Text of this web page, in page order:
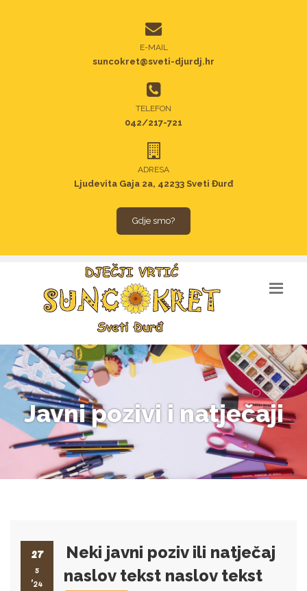
E-MAIL
suncokret@sveti-djurdj.hr
TELEFON
042/217-721
ADRESA
Ljudevita Gaja 2a, 42233 Sveti Đurđ
Gdje smo?
Javni pozivi i natječaji
27
5
'24
Neki javni poziv ili natječaj
naslov tekst naslov tekst